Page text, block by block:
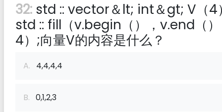
32: std :: vector＆lt; int＆gt; V（4
std :: fill（v.begin（），v.end（
4）;向量V的内容是什么？
A. 4,4,4,4
B. 0,1,2,3